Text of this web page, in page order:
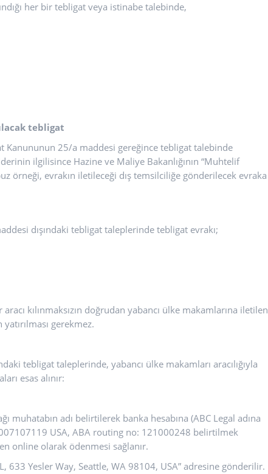
her bir tebligat veya istinabe talebinde,
tebligat
Kanununun 25/a maddesi gereğince tebligat talebinde
ilgilisince Hazine ve Maliye Bakanlığının “Muhtelif
örneği, evrakın iletileceği dış temsilciliğe gönderilecek evraka
dışındaki tebligat taleplerinde tebligat evrakı;
kılınmaksızın doğrudan yabancı ülke makamlarına iletilen
gerekmez.
tebligat taleplerinde, yabancı ülke makamları aracılığıyla
esas alınır:
muhatabın adı belirtilerek banka hesabına (ABC Legal adına
USA, ABA routing no: 121000248 belirtilmek
online olarak ödenmesi sağlanır.
633 Yesler Way, Seattle, WA 98104, USA” adresine gönderilir.